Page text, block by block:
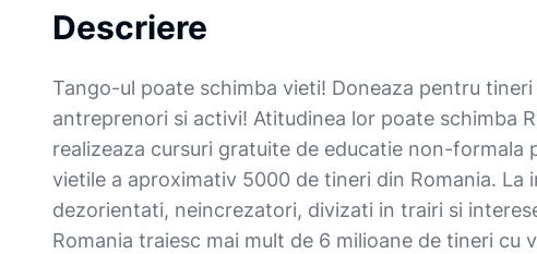
Descriere
Tango-ul poate schimba vieti! Doneaza pentru
antreprenori si activi! Atitudinea lor poate schimba
realizeaza cursuri gratuite de educatie non-formala
vietile a aproximativ 5000 de tineri din Romania. La
dezorientati, neincrezatori, divizati in trairi si
Romania traiesc mai mult de 6 milioane de tineri cu